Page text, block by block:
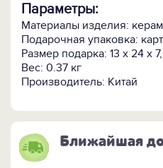
Параметры:
Материалы изделия:
Подарочная упаковка:
Размер подарка: 13 х 24 х
Вес: 0.37 кг
Производитель: Китай
Ближайшая